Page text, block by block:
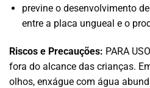
previne o desenvolvimento
entre a placa ungueal e o
Riscos e Precauções: PARA
fora do alcance das crianças.
olhos, enxágue com água